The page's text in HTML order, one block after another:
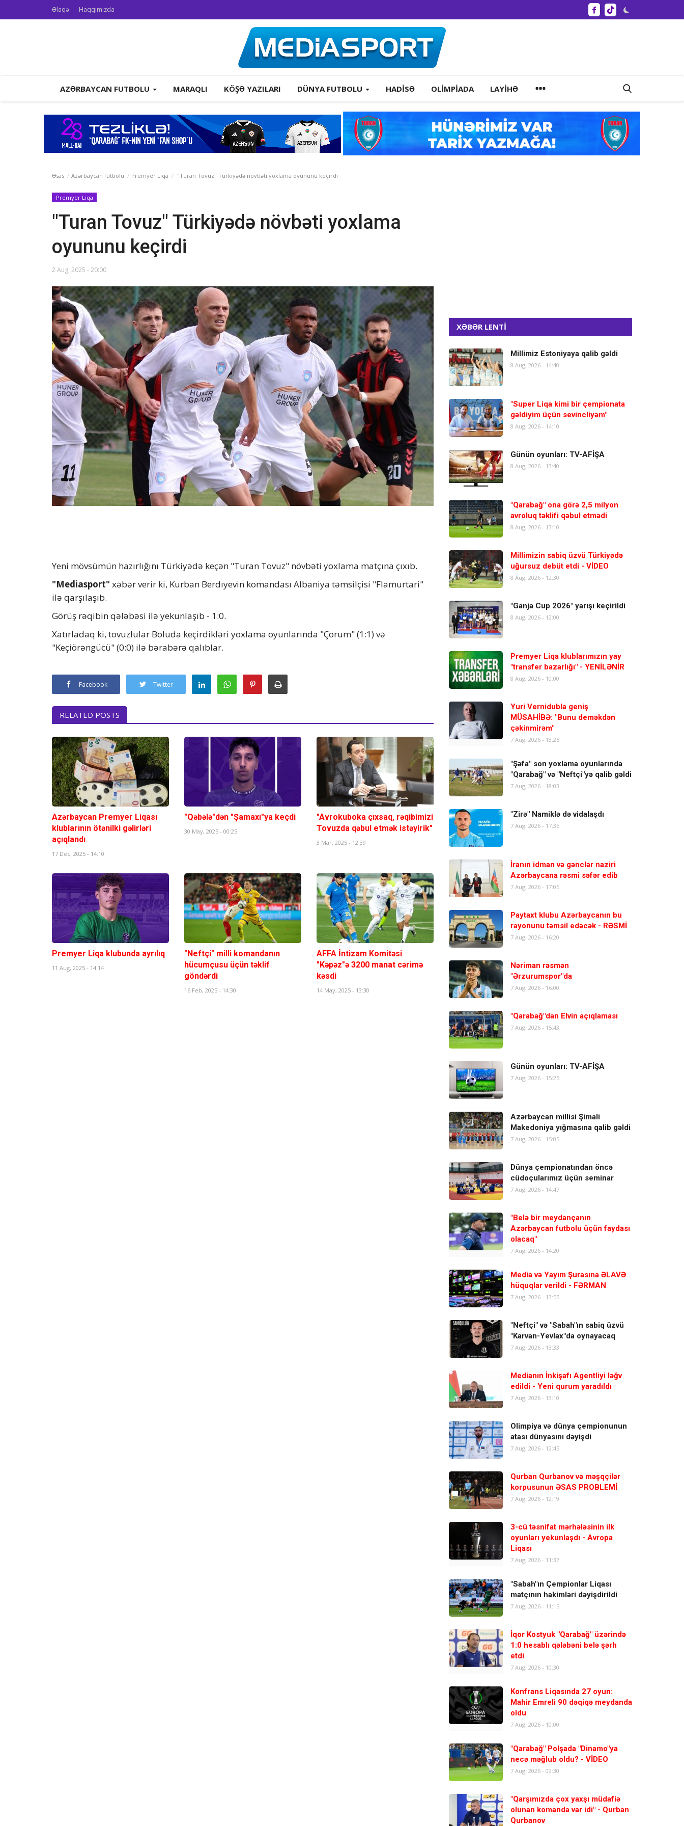
Əlaqə Haqqımızda
AZƏRBAYCAN FUTBOLU MARAQLI KÖŞƏ YAZILARI DÜNYA FUTBOLU HADISƏ OLIMPIADA LAYIHƏ
Əsas Azərbaycan futbolu Premyer Liqa "Turan Tovuz" Türkiyədə növbəti yoxlama oyununu keçirdi
Premyer Liqa
"Turan Tovuz" Türkiyədə növbəti yoxlama
oyununu keçirdi
2 Aug, 2025 - 20:00
Yeni mövsümün hazırlığını Türkiyədə keçən "Turan Tovuz" növbəti yoxlama matçına çıxıb.
"Mediasport" xəbər verir ki, Kurban Berdıyevin komandası Albaniya təmsilçisi "Flamurtari"
ilə qarşılaşıb.
Görüş rəqibin qələbəsi ilə yekunlaşıb - 1:0.
Xatırladaq ki, tovuzlular Boluda keçirdikləri yoxlama oyunlarında "Çorum" (1:1) və
"Keçiörəngücü" (0:0) ilə bərabərə qalıblar.
Facebook Twitter
RELATED POSTS
Azərbaycan Premyer Liqası
klublarının ötənilki gəlirləri
açıqlandı
17 Dec, 2025 - 14:10
"Qəbələ"dən "Şamaxı"ya keçdi
30 May, 2025 - 00:25
"Avrokuboka çıxsaq, rəqibimizi
Tovuzda qəbul etmək istəyirik"
3 Mar, 2025 - 12:39
Premyer Liqa klubunda ayrılıq
11 Aug, 2025 - 14:14
"Neftçi" milli komandanın
hücumçusu üçün təklif
göndərdi
16 Feb, 2025 - 14:30
AFFA İntizam Komitəsi
"Kəpəz"ə 3200 manat cərimə
kəsdi
14 May, 2025 - 13:30
XƏBƏR LENTİ
Millimiz Estoniyaya qalib gəldi
8 Aug, 2026 - 14:40
"Super Liqa kimi bir çempionata
gəldiyim üçün sevincliyəm"
8 Aug, 2026 - 14:10
Günün oyunları: TV-AFİŞA
8 Aug, 2026 - 13:40
"Qarabağ" ona görə 2,5 milyon
avroluq təklifi qəbul etmədi
8 Aug, 2026 - 13:10
Millimizin sabiq üzvü Türkiyədə
uğursuz debüt etdi - VİDEO
8 Aug, 2026 - 12:30
"Ganja Cup 2026" yarışı keçirildi
8 Aug, 2026 - 12:00
Premyer Liqa klublarımızın yay
"transfer bazarlığı" - YENİLƏNİR
8 Aug, 2026 - 10:00
Yuri Vernidubla geniş
MÜSAHİBƏ: "Bunu deməkdən
çəkinmirəm"
7 Aug, 2026 - 18:25
"Şəfa" son yoxlama oyunlarında
"Qarabağ" və "Neftçi"yə qalib gəldi
7 Aug, 2026 - 18:03
"Zirə" Namiklə də vidalaşdı
7 Aug, 2026 - 17:35
İranın idman və gənclər naziri
Azərbaycana rəsmi səfər edib
7 Aug, 2026 - 17:05
Paytaxt klubu Azərbaycanın bu
rayonunu təmsil edəcək - RƏSMİ
7 Aug, 2026 - 16:20
Nəriman rəsmən
"Ərzurumspor"da
7 Aug, 2026 - 16:00
"Qarabağ"dan Elvin açıqlaması
7 Aug, 2026 - 15:43
Günün oyunları: TV-AFİŞA
7 Aug, 2026 - 15:25
Azərbaycan millisi Şimali
Makedoniya yığmasına qalib gəldi
7 Aug, 2026 - 15:05
Dünya çempionatından öncə
cüdoçularımız üçün seminar
7 Aug, 2026 - 14:47
"Belə bir meydançanın
Azərbaycan futbolu üçün faydası
olacaq"
7 Aug, 2026 - 14:20
Media və Yayım Şurasına ƏLAVƏ
hüquqlar verildi - FƏRMAN
7 Aug, 2026 - 13:55
"Neftçi" və "Sabah"ın sabiq üzvü
"Karvan-Yevlax"da oynayacaq
7 Aug, 2026 - 13:33
Medianın İnkişafı Agentliyi ləğv
edildi - Yeni qurum yaradıldı
7 Aug, 2026 - 13:10
Olimpiya və dünya çempionunun
atası dünyasını dəyişdi
7 Aug, 2026 - 12:45
Qurban Qurbanov və məşqçilər
korpusunun ƏSAS PROBLEMİ
7 Aug, 2026 - 12:19
3-cü təsnifat mərhələsinin ilk
oyunları yekunlaşdı - Avropa
Liqası
7 Aug, 2026 - 11:37
"Sabah"ın Çempionlar Liqası
matçının hakimləri dəyişdirildi
7 Aug, 2026 - 11:15
İqor Kostyuk "Qarabağ" üzərində
1:0 hesablı qələbəni belə şərh
etdi
7 Aug, 2026 - 10:30
Konfrans Liqasında 27 oyun:
Mahir Emreli 90 dəqiqə meydanda
oldu
7 Aug, 2026 - 10:00
"Qarabağ" Polşada "Dinamo"ya
necə məğlub oldu? - VİDEO
7 Aug, 2026 - 09:30
"Qarşımızda çox yaxşı müdafiə
olunan komanda var idi" - Qurban
Qurbanov